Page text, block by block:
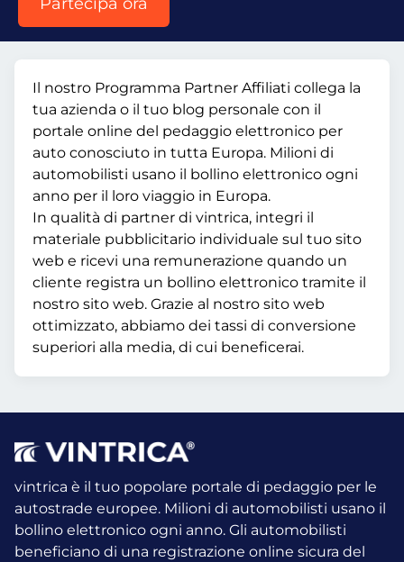
Il nostro Programma Partner Affiliati collega la
tua azienda o il tuo blog personale con il
portale online del pedaggio elettronico per
auto conosciuto in tutta Europa. Milioni di
automobilisti usano il bollino elettronico ogni
anno per il loro viaggio in Europa.
In qualità di partner di vintrica, integri il
materiale pubblicitario individuale sul tuo sito
web e ricevi una remunerazione quando un
cliente registra un bollino elettronico tramite il
nostro sito web. Grazie al nostro sito web
ottimizzato, abbiamo dei tassi di conversione
superiori alla media, di cui beneficerai.
vintrica è il tuo popolare portale di pedaggio per le
autostrade europee. Milioni di automobilisti usano il
bollino elettronico ogni anno. Gli automobilisti
beneficiano di una registrazione online sicura del